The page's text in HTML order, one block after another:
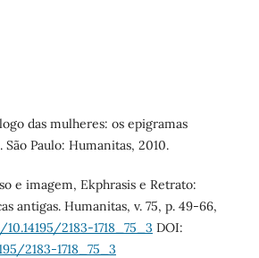
das mulheres: os epigramas
Paulo: Humanitas, 2010.
e imagem, Ekphrasis e Retrato:
antigas. Humanitas, v. 75, p. 49-66,
2183-1718_75_3 DOI:
2183-1718_75_3